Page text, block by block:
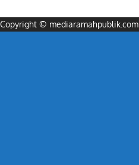
Copyright © mediaramahpublik.com